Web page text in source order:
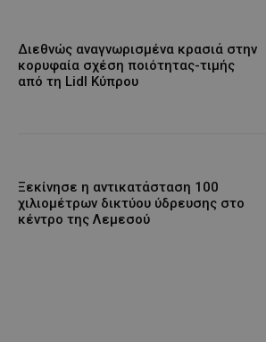
Διεθνώς αναγνωρισμένα κρασιά στην
κορυφαία σχέση ποιότητας-τιμής
από τη Lidl Κύπρου
Ξεκίνησε η αντικατάσταση 100
χιλιομέτρων δικτύου ύδρευσης στο
κέντρο της Λεμεσού